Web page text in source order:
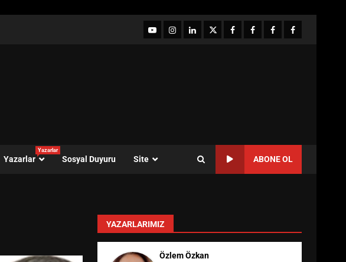
YouTubeInstagram
LinkedIntwitterfacebook-Facebook-
Facebook-Facebook-
Yazarlar
Yazarlar
Sosyal Duyuru Site ABONE OL
YAZARLARIMIZ
Özlem Özkan